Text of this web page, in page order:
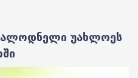
უახლოეს